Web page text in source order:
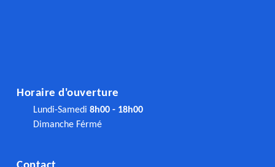
Horaire d'ouverture
Lundi-Samedi 8h00 - 18h00
Dimanche Férmé